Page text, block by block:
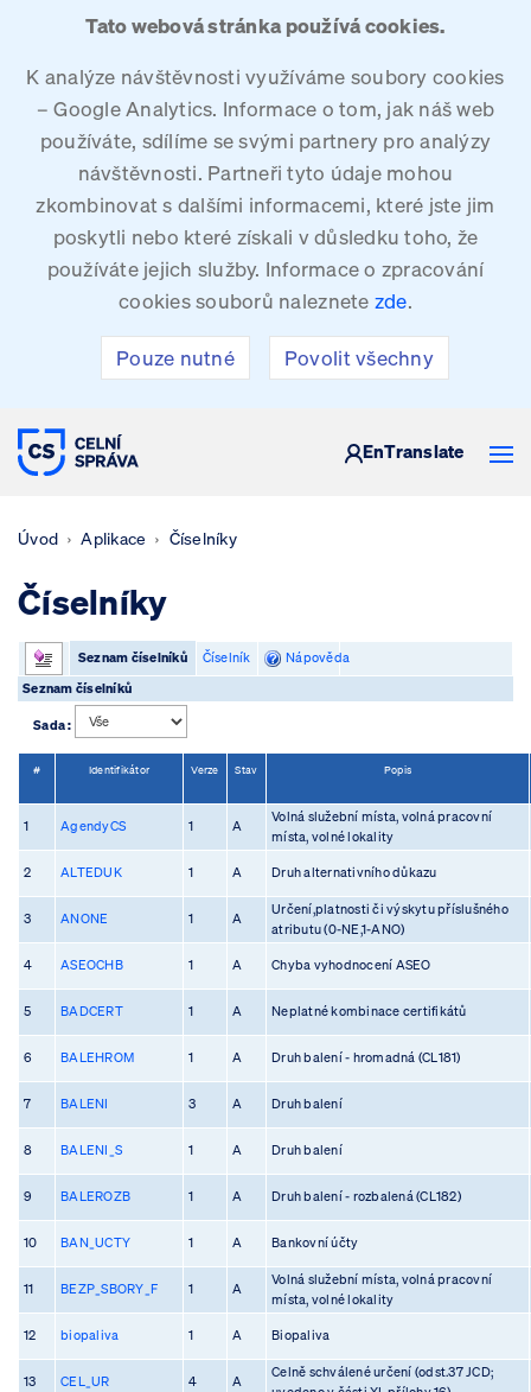
Tato webová stránka používá cookies.
K analýze návštěvnosti využíváme soubory cookies
– Google Analytics. Informace o tom, jak náš web
používáte, sdílíme se svými partnery pro analýzy
návštěvnosti. Partneři tyto údaje mohou
zkombinovat s dalšími informacemi, které jste jim
poskytli nebo které získali v důsledku toho, že
používáte jejich služby. Informace o zpracování
cookies souborů naleznete zde.
Pouze nutné Povolit všechny
CELNÍ SPRÁVA ČESKÉ REPUBLIKY
EnTranslate
Úvod Aplikace Číselníky
Číselníky
Seznam číselníků Číselník
Nápověda
Seznam číselníků
Sada :
# Identifikátor Verze Stav Popis
1 AgendyCS 1 A
Volná služební místa, volná pracovní
místa, volné lokality
2 ALTEDUK 1 A Druh alternativního důkazu
3 ANONE 1 A
Určení,platnosti či výskytu příslušného
atributu (0-NE,1-ANO)
4 ASEOCHB 1 A Chyba vyhodnocení ASEO
5 BADCERT 1 A Neplatné kombinace certifikátů
6 BALEHROM 1 A Druh balení - hromadná (CL181)
7 BALENI 3 A Druh balení
8 BALENI_S 1 A Druh balení
9 BALEROZB 1 A Druh balení - rozbalená (CL182)
10 BAN_UCTY 1 A Bankovní účty
11 BEZP_SBORY_F 1 A
Volná služební místa, volná pracovní
místa, volné lokality
12 biopaliva 1 A Biopaliva
13 CEL_UR 4 A
Celně schválené určení (odst.37 JCD;